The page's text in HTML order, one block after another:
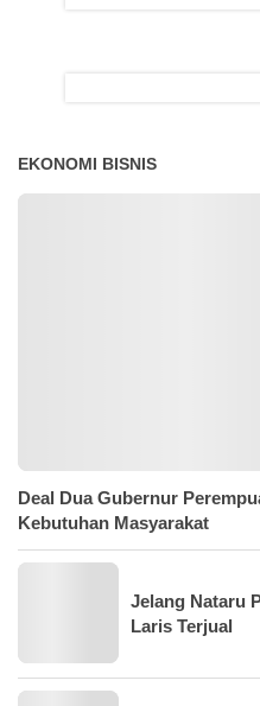
EKONOMI BISNIS
Deal Dua Gubernur
Kebutuhan Masyarakat
Jelang Nataru
Laris Terjual